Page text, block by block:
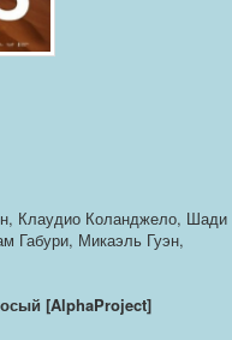
Клаудио Коланджело, Шади
Микаэль Гуэн,
[AlphaProject]